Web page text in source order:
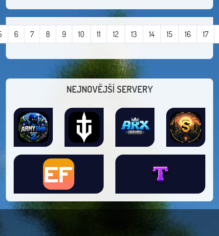
6 7 8 9 10 11 12 13 14 15 16 17
NEJNOVĚJŠÍ SERVERY